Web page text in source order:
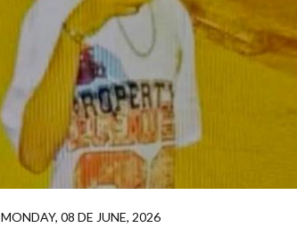
MONDAY, 08 DE JUNE, 2026